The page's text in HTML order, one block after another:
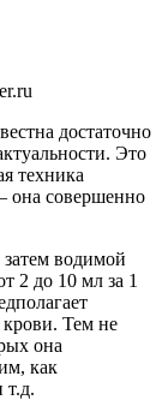
достаточно
Это
техника
она совершенно
водимой
2 до 10 мл за 1
крови. Тем не
она
как
т.д.